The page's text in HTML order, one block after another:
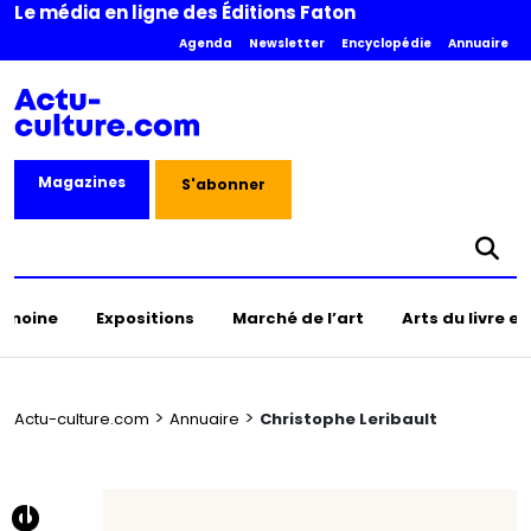
Le média en ligne des Éditions Faton
Agenda Newsletter Encyclopédie Annuaire
Magazines S'abonner
Expositions Marché de l’art Arts du livre
Actu-culture.com > Annuaire > Christophe Leribault